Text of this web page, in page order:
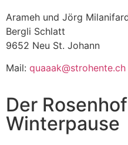
Arameh und Jörg
Bergli Schlatt
9652 Neu St. Johann
Mail: quaaak@strohente.ch
Der
Winterpause